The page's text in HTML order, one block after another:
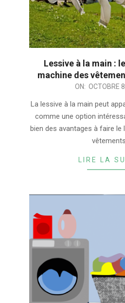
Lessive à la main :
machine des
ON: OCTOBRE
La lessive à la main peut
comme une option
bien des avantages à faire le
vêtements
LIRE LA